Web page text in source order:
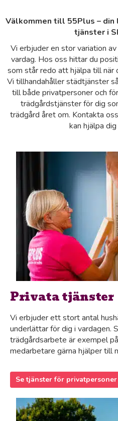
Välkommen till 55Plus – din
tjänster i
Vi erbjuder en stor variation
vardag. Hos oss hittar du
som står redo att hjälpa till när
Vi tillhandahåller städtjänster
till både privatpersoner och
trädgårdstjänster för dig
trädgård året om. Kontakta
kan hjälpa
Privata tjänster
Vi erbjuder ett stort antal
underlättar för dig i vardagen.
trädgårdsarbete är exempel
medarbetare gärna hjälper till
Se tjänster för